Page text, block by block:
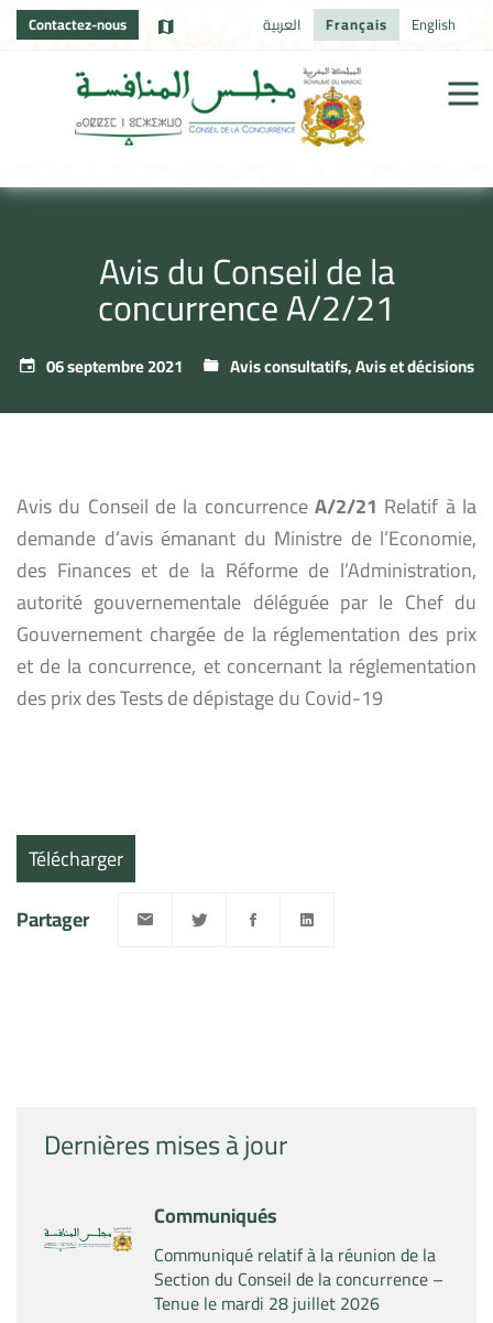
Contactez-nous العربية Français English
Avis du Conseil de la
concurrence A/2/21
06 septembre 2021 Avis consultatifs,Avis et décisions
Dernières mises à jour
Communiqués
Communiqué relatif à la réunion de la
Section du Conseil de la concurrence –
Tenue le mardi 28 juillet 2026
Avis du Conseil de la concurrenceA/2/21 Relatif à la
demande d’avis émanant du Ministre de l’Economie,
des Finances et de la Réforme de l’Administration,
autorité gouvernementale déléguée par le Chef du
Gouvernement chargée de la réglementation des prix
et de la concurrence, et concernant la réglementation
des prix des Tests de dépistage du Covid-19
Télécharger
Partager